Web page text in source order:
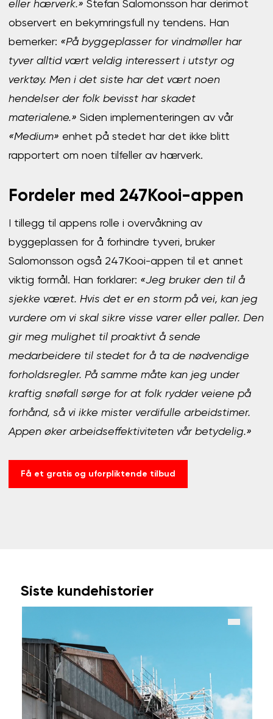
eller hærverk.» Stefan Salomonsson har derimot
observert en bekymringsfull ny tendens. Han
bemerker: «På byggeplasser for vindmøller har
tyver alltid vært veldig interessert i utstyr og
verktøy. Men i det siste har det vært noen
hendelser der folk bevisst har skadet
materialene.» Siden implementeringen av vår
«Medium» enhet på stedet har det ikke blitt
rapportert om noen tilfeller av hærverk.
Fordeler med 247Kooi-appen
I tillegg til appens rolle i overvåkning av
byggeplassen for å forhindre tyveri, bruker
Salomonsson også 247Kooi-appen til et annet
viktig formål. Han forklarer: «Jeg bruker den til å
sjekke været. Hvis det er en storm på vei, kan jeg
vurdere om vi skal sikre visse varer eller paller. Den
gir meg mulighet til proaktivt å sende
medarbeidere til stedet for å ta de nødvendige
forholdsregler. På samme måte kan jeg under
kraftig snøfall sørge for at folk rydder veiene på
forhånd, så vi ikke mister verdifulle arbeidstimer.
Appen øker arbeidseffektiviteten vår betydelig.»
Få et gratis og uforpliktende tilbud
Siste kundehistorier